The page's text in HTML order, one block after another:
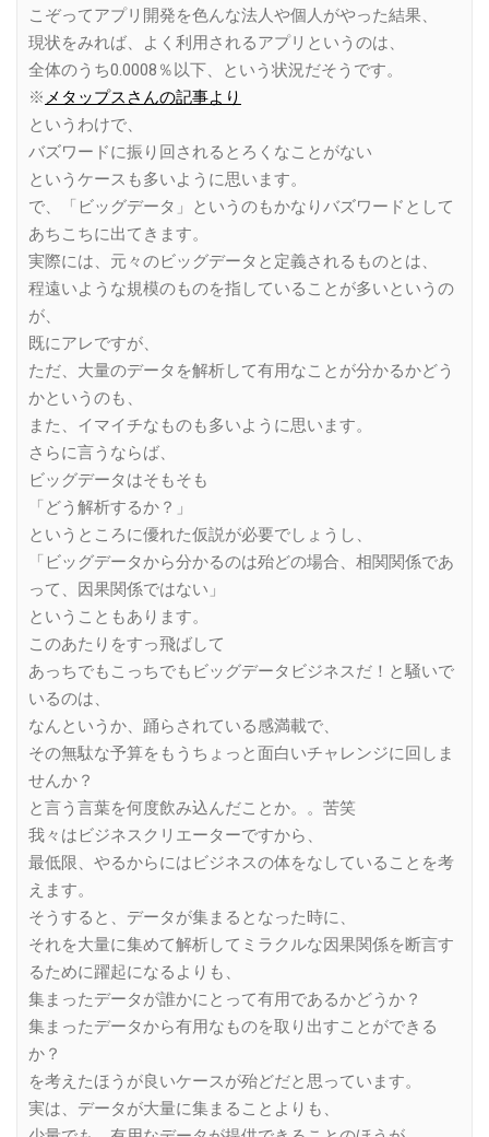
こぞってアプリ開発を色んな法人や個人がやった結果、
現状をみれば、よく利用されるアプリというのは、
全体のうち0.0008％以下、という状況だそうです。
※ メタップスさんの記事より
というわけで、
バズワードに振り回されるとろくなことがない
というケースも多いように思います。
で、「ビッグデータ」というのもかなりバズワードとして
あちこちに出てきます。
実際には、元々のビッグデータと定義されるものとは、
程遠いような規模のものを指していることが多いというの
が、
既にアレですが、
ただ、大量のデータを解析して有用なことが分かるかどう
かというのも、
また、イマイチなものも多いように思います。
さらに言うならば、
ビッグデータはそもそも
「どう解析するか？」
というところに優れた仮説が必要でしょうし、
「ビッグデータから分かるのは殆どの場合、相関関係であ
って、因果関係ではない」
ということもあります。
このあたりをすっ飛ばして
あっちでもこっちでもビッグデータビジネスだ！と騒いで
いるのは、
なんというか、踊らされている感満載で、
その無駄な予算をもうちょっと面白いチャレンジに回しま
せんか？
と言う言葉を何度飲み込んだことか。。苦笑
我々はビジネスクリエーターですから、
最低限、やるからにはビジネスの体をなしていることを考
えます。
そうすると、データが集まるとなった時に、
それを大量に集めて解析してミラクルな因果関係を断言す
るために躍起になるよりも、
集まったデータが誰かにとって有用であるかどうか？
集まったデータから有用なものを取り出すことができる
か？
を考えたほうが良いケースが殆どだと思っています。
実は、データが大量に集まることよりも、